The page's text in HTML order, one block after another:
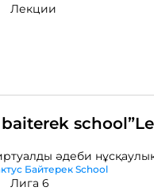
өсу мен дамуына
Лекции
әдеби
Байтерек School
Лига 6